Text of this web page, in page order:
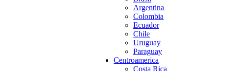
Argentina
Colombia
Ecuador
Chile
Uruguay
Paraguay
Centroamerica
Costa Rica